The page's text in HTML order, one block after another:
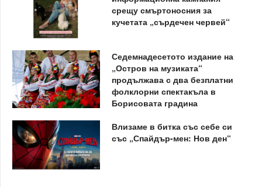
срещу смъртоносния за
кучетата „сърдечен червей“
Седемнадесетото издание на
„Остров на музиката“
продължава с два безплатни
фолклорни спектакъла в
Борисовата градина
Влизаме в битка със себе си
със „Спайдър-мен: Нов ден“